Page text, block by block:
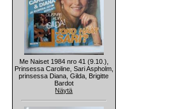
Me Naiset 1984 nro 41 (9.10.),
Prinsessa Caroline, Sari Aspholm,
prinsessa Diana, Gilda, Brigitte
Bardot
Näytä